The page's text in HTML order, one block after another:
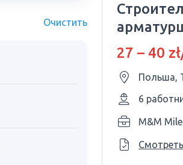
Очистить
27 – 40
Польша,
6
M&M